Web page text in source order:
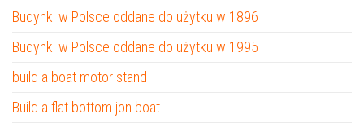
Budynki w Polsce oddane do użytku w 1896
Budynki w Polsce oddane do użytku w 1995
build a boat motor stand
Build a flat bottom jon boat